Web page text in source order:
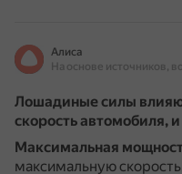
Алиса
Лошадиные силы
скорость автомобиля, и
Максимальная
максимальную